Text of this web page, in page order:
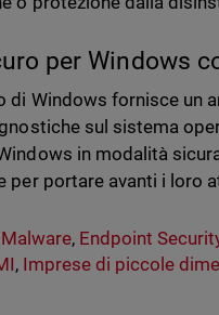
per Windows
di Windows fornisce un
sul sistema
in modalità
per portare avanti i loro
Malware, Endpoint
, Imprese di piccole